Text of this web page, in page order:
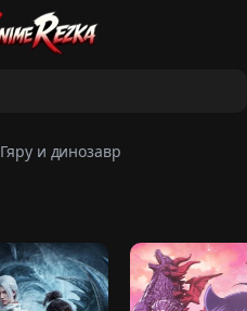
Гяру и динозавр